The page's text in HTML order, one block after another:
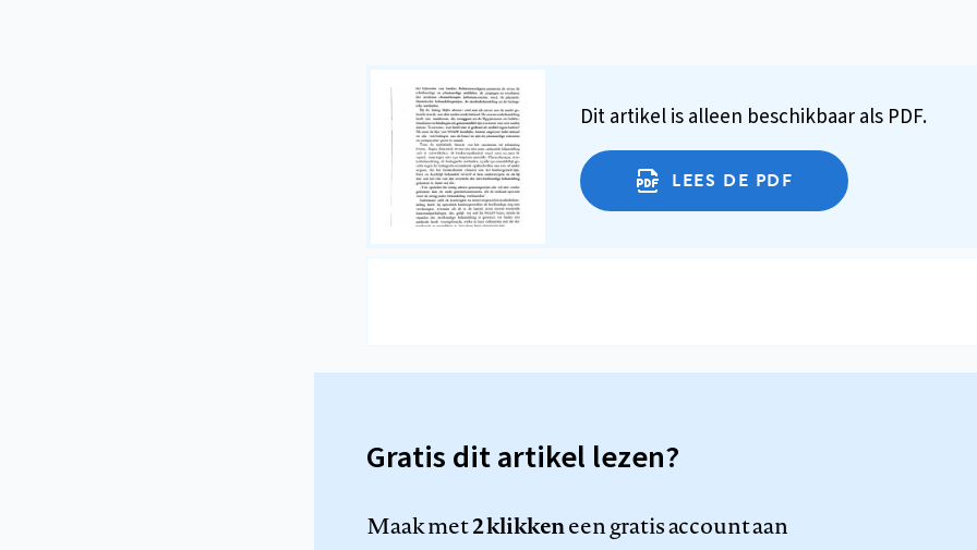
Dit artikel is alleen beschikbaar als PDF.
LEES DE PDF
Gratis dit artikel lezen?
Maak met2 klikkeneen gratis account aan